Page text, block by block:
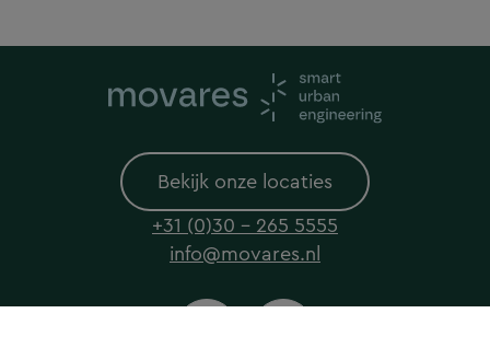
Bekijk onze locaties
+31 (0)30 - 265 5555
info@movares.nl